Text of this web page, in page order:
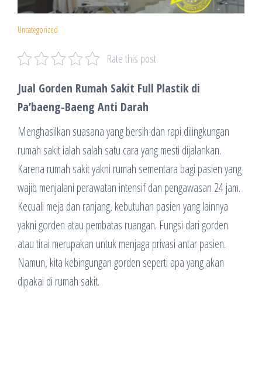
Uncategorized
Rate this post
Jual Gorden Rumah Sakit Full Plastik di
Pa’baeng-Baeng Anti Darah
Menghasilkan suasana yang bersih dan rapi dilingkungan
rumah sakit ialah salah satu cara yang mesti dijalankan.
Karena rumah sakit yakni rumah sementara bagi pasien yang
wajib menjalani perawatan intensif dan pengawasan 24 jam.
Kecuali meja dan ranjang, kebutuhan pasien yang lainnya
yakni gorden atau pembatas ruangan. Fungsi dari gorden
atau tirai merupakan untuk menjaga privasi antar pasien.
Namun, kita kebingungan gorden seperti apa yang akan
dipakai di rumah sakit.